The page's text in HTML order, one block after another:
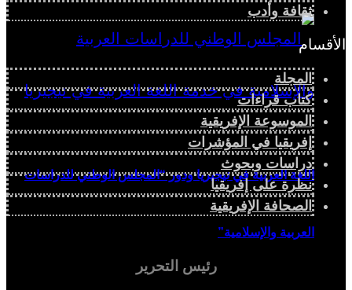
اللغة العربية في نيجيريا ودور “المجلس الوطني للدراسات
العربية والإسلامية”
ثقافة وأدب
الأقسام
المجلة
كتاب قراءات
الموسوعة الإفريقية
إفريقيا في المؤشرات
دراسات وبحوث
نظرة على إفريقيا
الصحافة الإفريقية
رئيس التحرير